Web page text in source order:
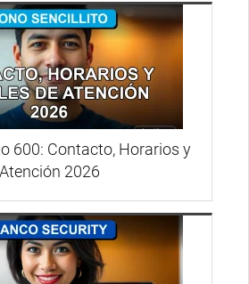
600: Contacto, Horarios y
Atención 2026